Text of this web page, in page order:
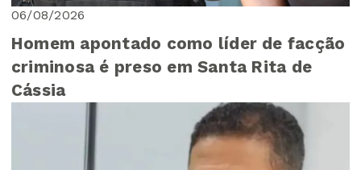
06/08/2026
Homem apontado como líder de facção
criminosa é preso em Santa Rita de
Cássia